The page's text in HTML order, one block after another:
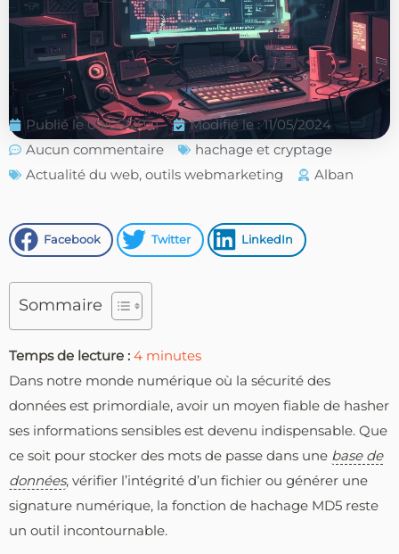
Publié le 09/05/2021
Modifié le : 11/05/2024
Aucun commentaire
hachage et cryptage
Actualité du web, outils webmarketing Alban
Facebook Twitter LinkedIn
Sommaire
Temps de lecture : 4 minutes
Dans notre monde numérique où la sécurité des
données est primordiale, avoir un moyen fiable de hasher
ses informations sensibles est devenu indispensable. Que
ce soit pour stocker des mots de passe dans une base de
données, vérifier l’intégrité d’un fichier ou générer une
signature numérique, la fonction de hachage MD5 reste
un outil incontournable.